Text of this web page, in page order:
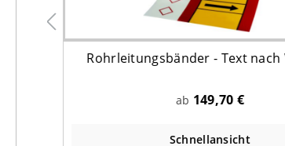
Rohrleitungsbänder - Text nach
ab 149,70 €
Schnellansicht